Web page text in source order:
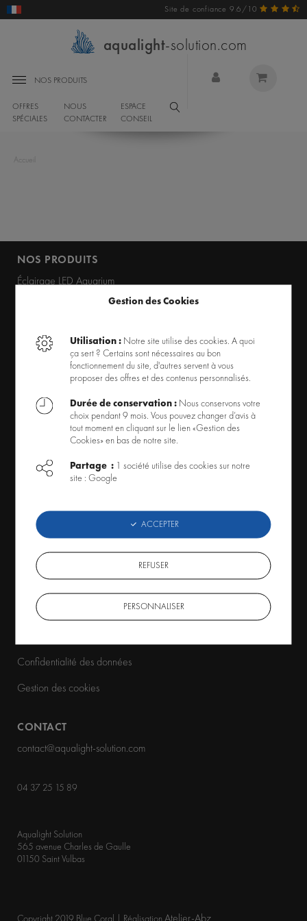
Gestion des Cookies
Utilisation : Notre site utilise des cookies. A quoi
ça sert ? Certains sont nécessaires au bon
fonctionnement du site, d'autres servent à vous
proposer des offres et des contenus personnalisés.
Durée de conservation : Nous conservons votre
choix pendant 9 mois. Vous pouvez changer d’avis à
tout moment en cliquant sur le lien «Gestion des
Cookies» en bas de notre site.
Partage : 1 société utilise des cookies sur notre
site : Google
ACCEPTER
REFUSER
PERSONNALISER
Site de confiance 9.6/10
aqualight-solution.com
NOS PRODUITS
OFFRES
SPÉCIALES
NOUS
CONTACTER
ESPACE
CONSEIL
Accueil
NOS PRODUITS
Éclairage LED Aquarium
Accessoires Éclairage Aquarium
Éclairage Tube Néon Aquarium
Recherche par thème
Offres spéciales
OFFRE ET SERVICES
Mode de paiement
Code Promo
À PROPOS
Qui sommes-nous ?
Confidentialité des données
Gestion des cookies
CONTACT
contact@aqualight-solution.com
04 37 25 15 89
Aqualight Solution
565 avenue Charles de Gaulle
01150 Saint Vulbas
Copyright 2019 Blue Coral | Réalisation